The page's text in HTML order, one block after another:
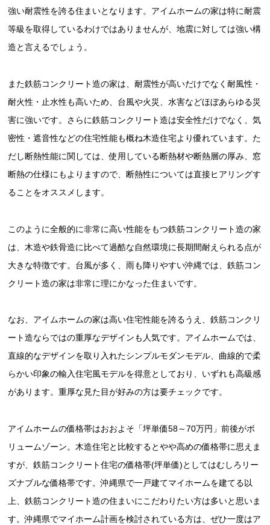
強い耐震性を誇る住まいとなります。アイムホームの家は特に耐震
等級を取得しているわけではありませんが、地震に対しては強い構
造と言えるでしょう。
また鉄筋コンクリート造の家は、耐震性が高いだけでなく耐風性・
耐火性・止水性も高いため、台風や火災、水害などほぼあらゆる災
害に強いです。さらに鉄筋コンクリート造は安全性だけでなく、気
密性・遮音性などの住宅性能も概ね木造住宅より優れています。た
だし断熱性能に関しては、使用している断熱材や断熱層の厚み、窓
断熱の仕様にもよりますので、断熱性については直接ヒアリングす
ることをオススメします。
このように全般的に非常に高い性能をもつ鉄筋コンクリート造の家
は、木造や鉄骨造に比べて過酷な自然環境に長期間耐えられる点が
大きな特徴です。台風が多く、雨も降りやすい沖縄では、鉄筋コン
クリート造の家は非常に理にかなった住まいです。
なお、アイムホームの家は高い住宅性能を誇るうえ、鉄筋コンクリ
ート造ならではの重厚なデザインも人気です。アイムホームでは、
直線的なデザインを取り入れたシンプルモダンモデル、曲線的で柔
らかい印象の輸入住宅風モデルを得意としており、いずれも高級感
があります。重厚な見た目が好みの方は要チェックです。
アイムホームの価格帯はおおよそ「坪単価58～70万円」前後がボ
リュームゾーン。木造住宅と比較するとやや高めの価格帯に思えま
すが、鉄筋コンクリート住宅の価格帯(坪単価)としてはむしろリー
ズナブルな価格帯です。沖縄県で一戸建てマイホームを建てる以
上、鉄筋コンクリート造の住まいにこだわりたい方は多いと思いま
す。沖縄県でマイホーム計画を検討されている方は、ぜひ一度はア